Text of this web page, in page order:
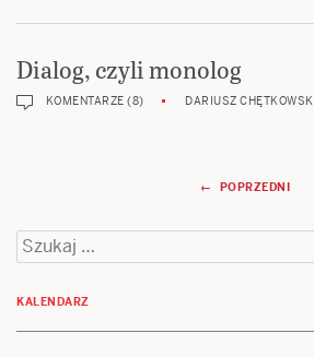
Dialog, czyli monolog
KOMENTARZE (8) DARIUSZ CHĘTKOWSKI
wpisów
← POPRZEDNI
Szukaj:
KALENDARZ